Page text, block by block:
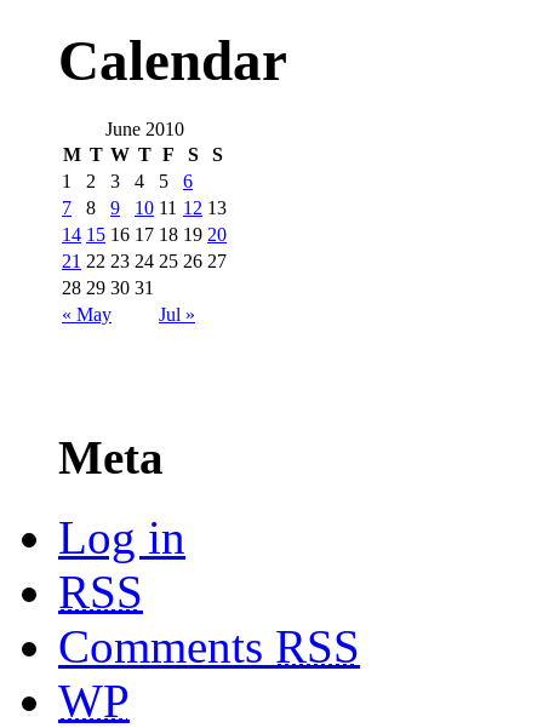
Calendar
June 2010
M T W T F S S
« May Jul »
1 2 3 4 5
6
7
8 9 10 11 12 13
14 15 16 17 18 19 20
21 22 23 24 25 26 27
28 29 30 31
Meta
Log in
RSS
Comments RSS
WP